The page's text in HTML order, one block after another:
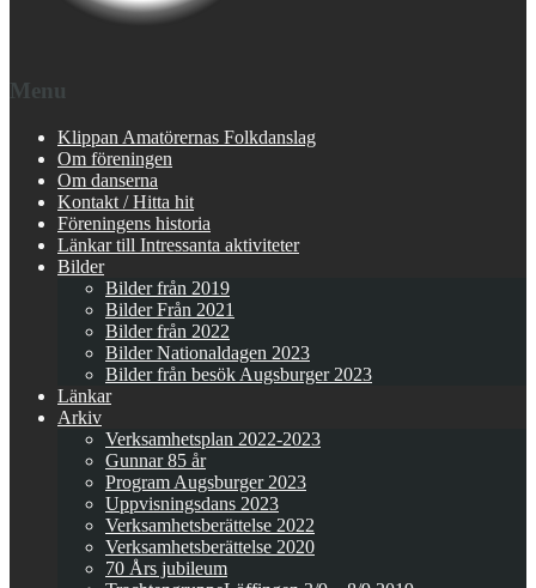
Menu
Klippan Amatörernas Folkdanslag
Om föreningen
Om danserna
Kontakt / Hitta hit
Föreningens historia
Länkar till Intressanta aktiviteter
Bilder
Bilder från 2019
Bilder Från 2021
Bilder från 2022
Bilder Nationaldagen 2023
Bilder från besök Augsburger 2023
Länkar
Arkiv
Verksamhetsplan 2022-2023
Gunnar 85 år
Program Augsburger 2023
Uppvisningsdans 2023
Verksamhetsberättelse 2022
Verksamhetsberättelse 2020
70 Års jubileum